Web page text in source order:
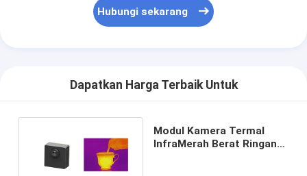
Hubungi sekarang
Dapatkan Harga Terbaik Untuk
Modul Kamera Termal
InfraMerah Berat Ringan